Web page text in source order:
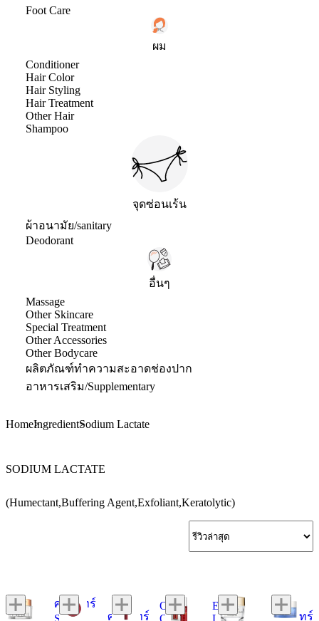
Foot Care
ผม
Conditioner
Hair Color
Hair Styling
Hair Treatment
Other Hair
Shampoo
จุดซ่อนเร้น
ผ้าอนามัย/sanitary
Deodorant
อื่นๆ
Massage
Other Skincare
Special Treatment
Other Accessories
Other Bodycare
ผลิตภัณฑ์ทำความสะอาดช่องปาก
อาหารเสริม/Supplementary
HomeIngredientSodium Lactate
SODIUM LACTATE
(Humectant,Buffering Agent,Exfoliant,Keratolytic)
ศรีจันทร์
Super
ศรีจันทร์
Olay
Olay
Estée
Lauder
ศรีจันทร์